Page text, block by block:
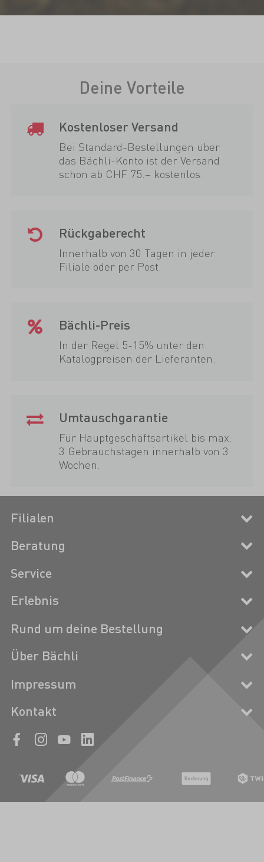
Deine Vorteile
Kostenloser Versand
Bei Standard-Bestellungen über
das Bächli-Konto ist der Versand
schon ab CHF 75.– kostenlos.
Rückgaberecht
Innerhalb von 30 Tagen in jeder
Filiale oder per Post.
Bächli-Preis
In der Regel 5-15% unter den
Katalogpreisen der Lieferanten.
Umtauschgarantie
Für Hauptgeschäftsartikel bis max.
3 Gebrauchstagen innerhalb von 3
Wochen.
Filialen
Beratung
Service
Erlebnis
Rund um deine Bestellung
Über Bächli
Impressum
Kontakt